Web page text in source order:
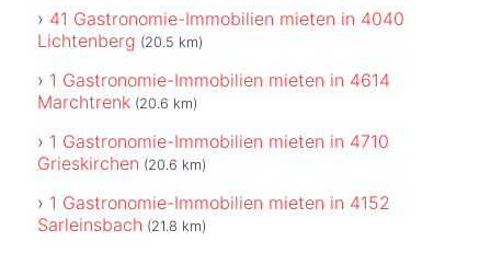
41 Gastronomie-Immobilien mieten in 4040
Lichtenberg (20.5 km)
1 Gastronomie-Immobilien mieten in 4614
Marchtrenk (20.6 km)
1 Gastronomie-Immobilien mieten in 4710
Grieskirchen (20.6 km)
1 Gastronomie-Immobilien mieten in 4152
Sarleinsbach (21.8 km)